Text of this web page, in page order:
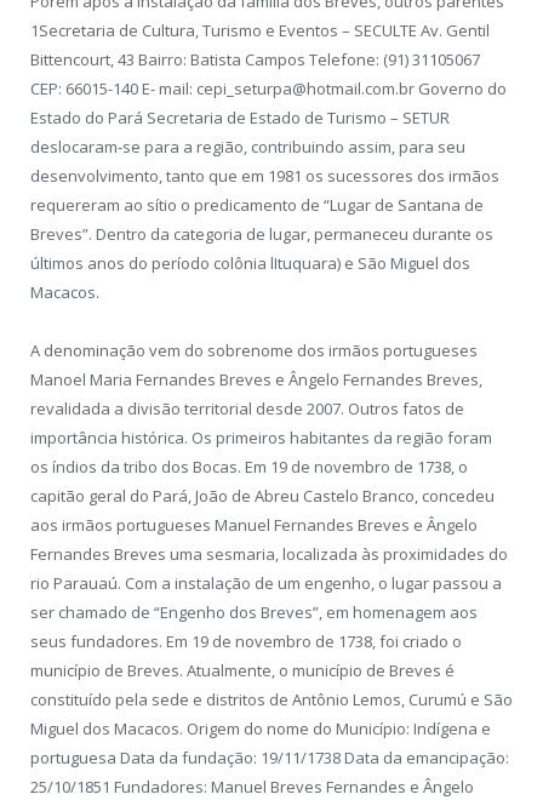
1Secretaria de Cultura, Turismo e Eventos – SECULTE Av. Gentil
Bittencourt, 43 Bairro: Batista Campos Telefone: (91) 31105067
CEP: 66015-140 E- mail: cepi_seturpa@hotmail.com.br Governo do
Estado do Pará Secretaria de Estado de Turismo – SETUR
deslocaram-se para a região, contribuindo assim, para seu
desenvolvimento, tanto que em 1981 os sucessores dos irmãos
requereram ao sítio o predicamento de “Lugar de Santana de
Breves”. Dentro da categoria de lugar, permaneceu durante os
últimos anos do período colônia lItuquara) e São Miguel dos
Macacos.
A denominação vem do sobrenome dos irmãos portugueses
Manoel Maria Fernandes Breves e Ângelo Fernandes Breves,
revalidada a divisão territorial desde 2007. Outros fatos de
importância histórica. Os primeiros habitantes da região foram
os índios da tribo dos Bocas. Em 19 de novembro de 1738, o
capitão geral do Pará, João de Abreu Castelo Branco, concedeu
aos irmãos portugueses Manuel Fernandes Breves e Ângelo
Fernandes Breves uma sesmaria, localizada às proximidades do
rio Parauaú. Com a instalação de um engenho, o lugar passou a
ser chamado de “Engenho dos Breves”, em homenagem aos
seus fundadores. Em 19 de novembro de 1738, foi criado o
município de Breves. Atualmente, o município de Breves é
constituído pela sede e distritos de Antônio Lemos, Curumú e São
Miguel dos Macacos. Origem do nome do Município: Indígena e
portuguesa Data da fundação: 19/11/1738 Data da emancipação:
25/10/1851 Fundadores: Manuel Breves Fernandes e Ângelo